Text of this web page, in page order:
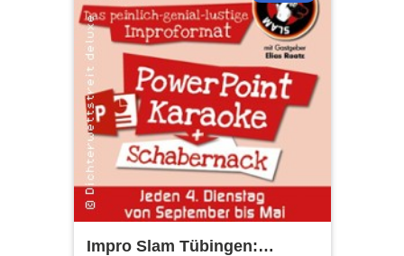
Impro Slam Tübingen: